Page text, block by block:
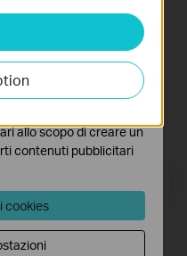
di analizzare le tue
di migliorarne le
allo scopo di creare un
contenuti pubblicitari
cookies